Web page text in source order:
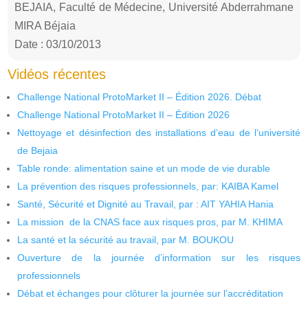
BEJAIA, Faculté de Médecine, Université Abderrahmane
MIRA Béjaia
Date : 03/10/2013
Vidéos récentes
Challenge National ProtoMarket II – Édition 2026. Débat
Challenge National ProtoMarket II – Édition 2026
Nettoyage et désinfection des installations d’eau de l’université
de Bejaia
Table ronde: alimentation saine et un mode de vie durable
La prévention des risques professionnels, par: KAIBA Kamel
Santé, Sécurité et Dignité au Travail, par : AIT YAHIA Hania
La mission de la CNAS face aux risques pros, par M. KHIMA
La santé et la sécurité au travail, par M. BOUKOU
Ouverture de la journée d’information sur les risques
professionnels
Débat et échanges pour clôturer la journée sur l’accréditation